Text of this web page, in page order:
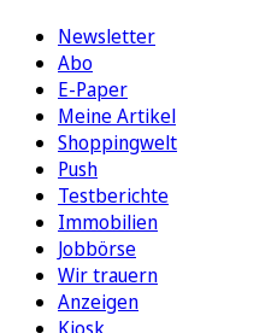
Newsletter
Abo
E-Paper
Meine Artikel
Shoppingwelt
Push
Testberichte
Immobilien
Jobbörse
Wir trauern
Anzeigen